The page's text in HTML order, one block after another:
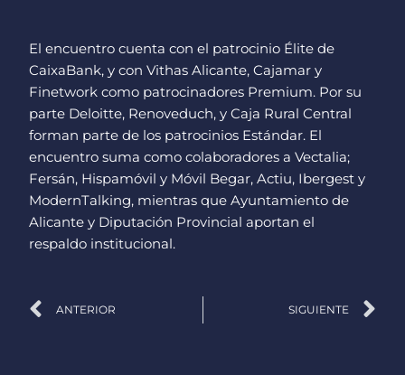
El encuentro cuenta con el patrocinio Élite de
CaixaBank, y con Vithas Alicante, Cajamar y
Finetwork como patrocinadores Premium. Por su
parte Deloitte, Renoveduch, y Caja Rural Central
forman parte de los patrocinios Estándar. El
encuentro suma como colaboradores a Vectalia;
Fersán, Hispamóvil y Móvil Begar, Actiu, Ibergest y
ModernTalking, mientras que Ayuntamiento de
Alicante y Diputación Provincial aportan el
respaldo institucional.
Ant
ANTERIOR SIGUIENTE